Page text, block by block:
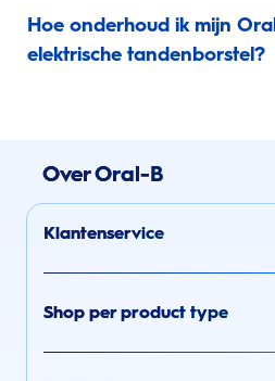
Hoe onderhoud ik mijn
elektrische tandenborstel?
Over Oral-B
Klantenservice
Shop per product type